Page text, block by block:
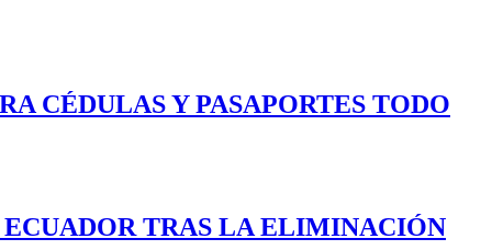
CÉDULAS Y PASAPORTES TODO
TRAS LA ELIMINACIÓN